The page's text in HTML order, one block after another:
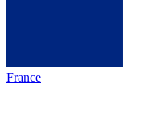
France